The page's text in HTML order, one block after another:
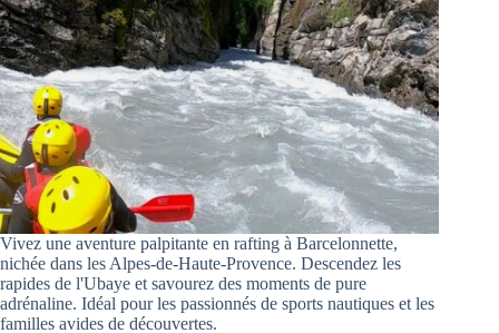
Vivez une aventure palpitante en rafting à Barcelonnette,
nichée dans les Alpes-de-Haute-Provence. Descendez les
rapides de l'Ubaye et savourez des moments de pure
adrénaline. Idéal pour les passionnés de sports nautiques et les
familles avides de découvertes.